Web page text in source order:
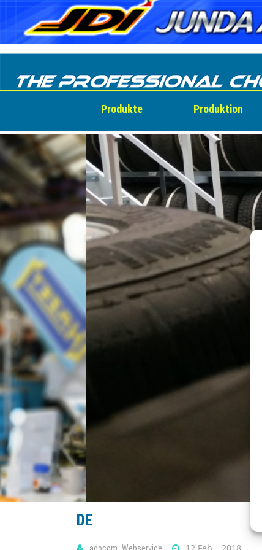
content
Produkte Produktion
DE
adocom_Webservice 12 Feb. , 2018